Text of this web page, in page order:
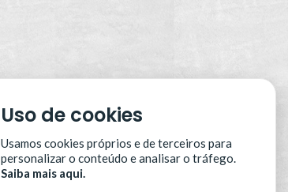
Uso de cookies
Usamos cookies próprios e de terceiros para
personalizar o conteúdo e analisar o tráfego.
Saiba mais aqui.